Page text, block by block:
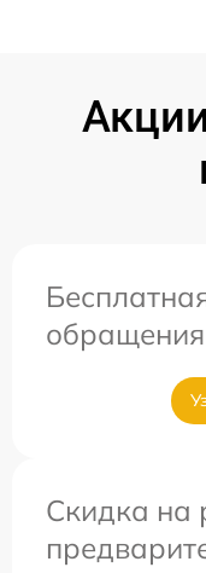
обращения
Скидка на